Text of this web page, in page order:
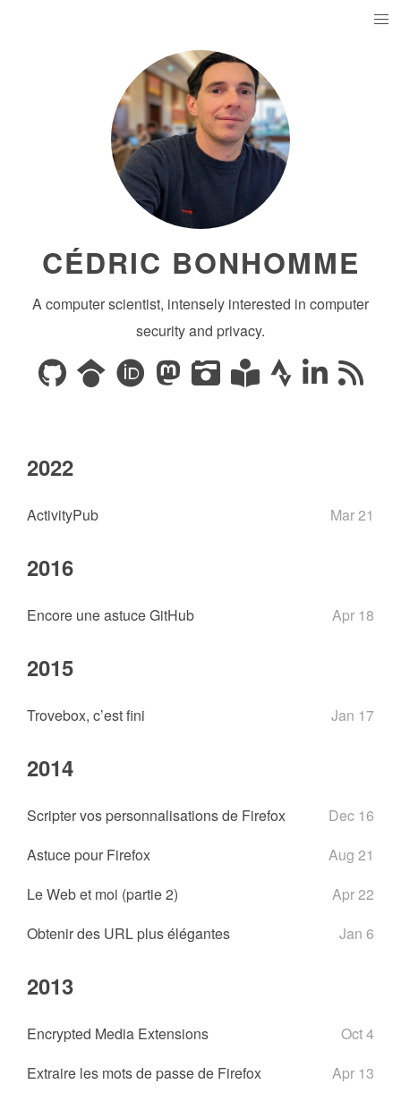
CÉDRIC BONHOMME
A computer scientist, intensely interested in computer
security and privacy.
2022
ActivityPub Mar 21
2016
Encore une astuce GitHub Apr 18
2015
Trovebox, c’est fini Jan 17
2014
Scripter vos personnalisations de Firefox
Dec 16
Astuce pour Firefox
Aug 21
Le Web et moi (partie 2)
Apr 22
Obtenir des URL plus élégantes
Jan 6
2013
Encrypted Media Extensions
Oct 4
Extraire les mots de passe de Firefox
Apr 13